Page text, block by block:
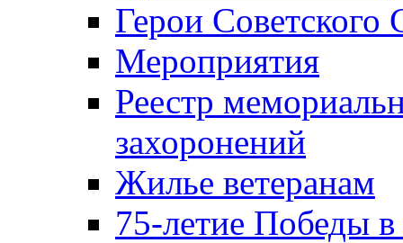
Герои Советского
Мероприятия
Реестр
захоронений
Жилье ветеранам
75-летие Победы